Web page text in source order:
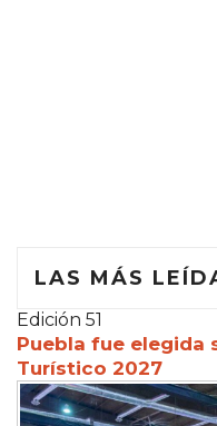
LAS MÁS
Edición 51
Puebla fue elegida
Turístico 2027